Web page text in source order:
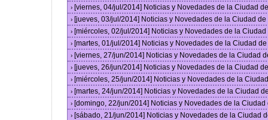
› [viernes, 04/jul/2014] Noticias y Novedades de la Ciudad
› [jueves, 03/jul/2014] Noticias y Novedades de la Ciudad
› [miércoles, 02/jul/2014] Noticias y Novedades de la
› [martes, 01/jul/2014] Noticias y Novedades de la Ciudad
› [viernes, 27/jun/2014] Noticias y Novedades de la Ciudad
› [jueves, 26/jun/2014] Noticias y Novedades de la Ciudad
› [miércoles, 25/jun/2014] Noticias y Novedades de la
› [martes, 24/jun/2014] Noticias y Novedades de la Ciudad
› [domingo, 22/jun/2014] Noticias y Novedades de la
› [sábado, 21/jun/2014] Noticias y Novedades de la Ciudad